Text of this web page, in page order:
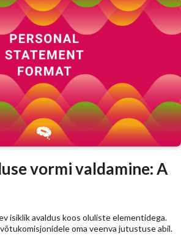
vormi valdamine: A
isiklik avaldus koos oluliste elementidega.
oma veenva jutustuse abil.